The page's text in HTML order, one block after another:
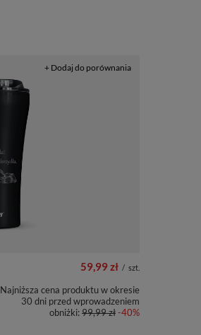
59,99 zł / szt.
Najniższa cena produktu w okresie
30 dni przed wprowadzeniem
obniżki:99,99 zł-40%
+ Dodaj do porównania